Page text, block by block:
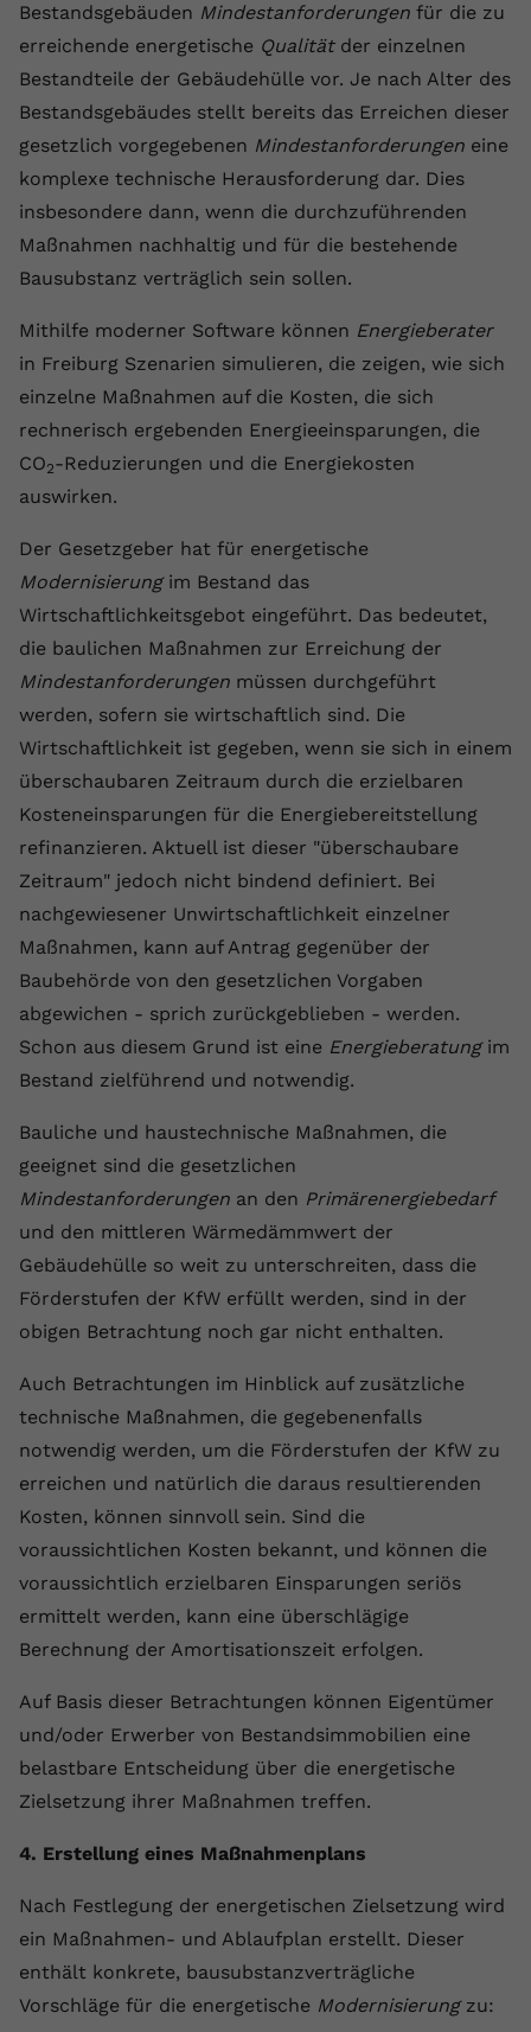
Bestandsgebäuden Mindestanforderungen für die zu
erreichende energetische Qualitätder einzelnen
Bestandteile der Gebäudehülle vor. Je nach Alter des
Bestandsgebäudes stellt bereits das Erreichen dieser
gesetzlich vorgegebenen Mindestanforderungen eine
komplexe technische Herausforderung dar. Dies
insbesondere dann, wenn die durchzuführenden
Maßnahmen nachhaltig und für die bestehende
Bausubstanz verträglich sein sollen.
Mithilfe moderner Software können Energieberater
in Freiburg Szenarien simulieren, die zeigen, wie sich
einzelne Maßnahmen auf die Kosten, die sich
rechnerisch ergebenden Energieeinsparungen, die
CO2-Reduzierungen und die Energiekosten
auswirken.
Der Gesetzgeber hat für energetische
Modernisierungim Bestand das
Wirtschaftlichkeitsgebot eingeführt. Das bedeutet,
die baulichen Maßnahmen zur Erreichung der
Mindestanforderungen müssen durchgeführt
werden, sofern sie wirtschaftlich sind. Die
Wirtschaftlichkeit ist gegeben, wenn sie sich in einem
überschaubaren Zeitraum durch die erzielbaren
Kosteneinsparungen für die Energiebereitstellung
refinanzieren. Aktuell ist dieser "überschaubare
Zeitraum" jedoch nicht bindend definiert. Bei
nachgewiesener Unwirtschaftlichkeit einzelner
Maßnahmen, kann auf Antrag gegenüber der
Baubehörde von den gesetzlichen Vorgaben
abgewichen - sprich zurückgeblieben - werden.
Schon aus diesem Grund ist eine Energieberatungim
Bestand zielführend und notwendig.
Bauliche und haustechnische Maßnahmen, die
geeignet sind die gesetzlichen
Mindestanforderungen an den Primärenergiebedarf
und den mittleren Wärmedämmwert der
Gebäudehülle so weit zu unterschreiten, dass die
Förderstufen der KfW erfüllt werden, sind in der
obigen Betrachtung noch gar nicht enthalten.
Auch Betrachtungen im Hinblick auf zusätzliche
technische Maßnahmen, die gegebenenfalls
notwendig werden, um die Förderstufen der KfW zu
erreichen und natürlich die daraus resultierenden
Kosten, können sinnvoll sein. Sind die
voraussichtlichen Kosten bekannt, und können die
voraussichtlich erzielbaren Einsparungen seriös
ermittelt werden, kann eine überschlägige
Berechnung der Amortisationszeit erfolgen.
Auf Basis dieser Betrachtungen können Eigentümer
und/oder Erwerber von Bestandsimmobilien eine
belastbare Entscheidung über die energetische
Zielsetzung ihrer Maßnahmen treffen.
4. Erstellung eines Maßnahmenplans
Nach Festlegung der energetischen Zielsetzung wird
ein Maßnahmen- und Ablaufplan erstellt. Dieser
enthält konkrete, bausubstanzverträgliche
Vorschläge für die energetische Modernisierungzu: